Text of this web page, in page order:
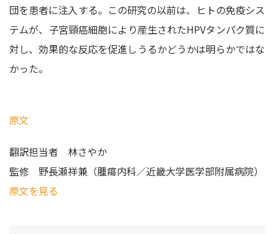
団を患者に注入する。この研究の以前は、ヒトの免疫シス
テムが、子宮頸癌細胞により産生されたHPVタンパク質に
対し、効果的な反応を促進しうるかどうかは明らかではな
かった。
原文
翻訳担当者 林さやか
監修 野長瀬祥兼（腫瘍内科／近畿大学医学部附属病院）
原文を見る